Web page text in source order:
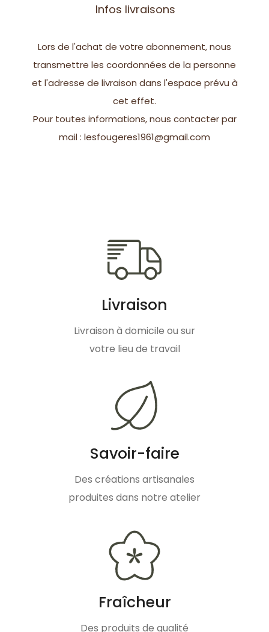
Infos livraisons
Lors de l'achat de votre abonnement, nous
transmettre les coordonnées de la personne
et l'adresse de livraison dans l'espace prévu à
cet effet.
Pour toutes informations, nous contacter par
mail : lesfougeres1961@gmail.com
Livraison
Livraison à domicile ou sur
votre lieu de travail
Savoir-faire
Des créations artisanales
produites dans notre atelier
Fraîcheur
Des produits de qualité